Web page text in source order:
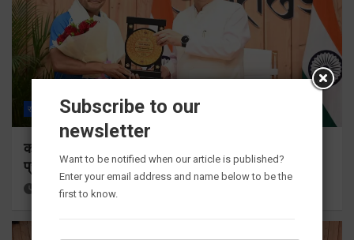
राज्य ALL देहरादून
कॉमनवेल्थ गेम्स 2026 के उत्तराखंड के पदक विजेताओं और
प्रशिक्षकों को मुख्यमंत्री धामी ने किया सम्मानित
58 minutes ago
Subscribe to our
newsletter
Want to be notified when our article is published?
Enter your email address and name below to be the
first to know.